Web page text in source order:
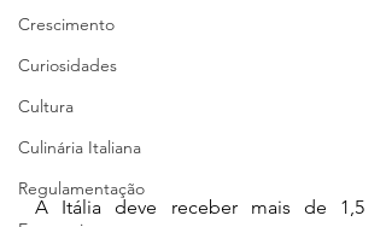
Crescimento
Curiosidades
Cultura
Culinária Italiana
Regulamentação
A Itália deve receber mais de 1,5